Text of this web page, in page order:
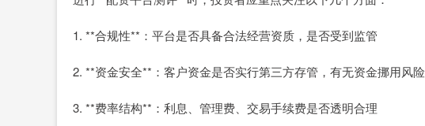
1. **合规性**：平台是否具备合法经营资质，是否受到监管
2. **资金安全**：客户资金是否实行第三方存管，有无资金挪用风险
3. **费率结构**：利息、管理费、交易手续费是否透明合理